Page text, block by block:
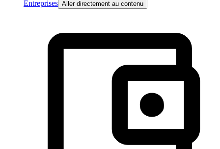
Entreprises Aller directement au contenu